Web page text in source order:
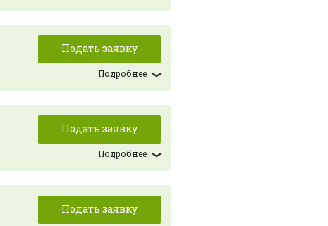
Подать заявку
Подробнее
Подать заявку
Подробнее
Подать заявку